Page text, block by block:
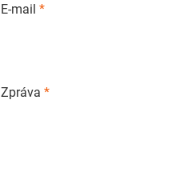
E-mail*
Zpráva*